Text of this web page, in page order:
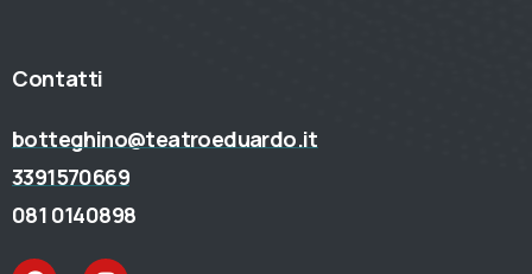
Contatti
botteghino@teatroeduardo.it
3391570669
081 0140898